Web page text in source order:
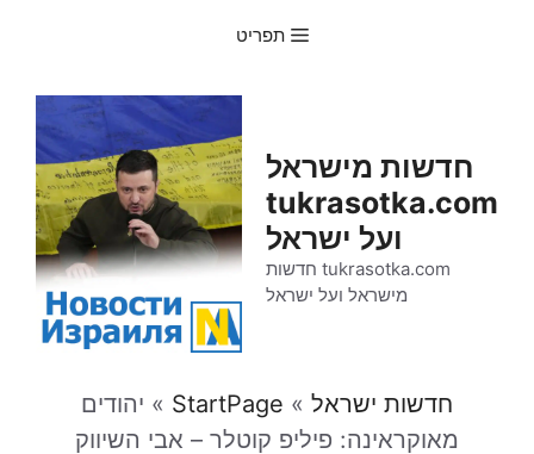
תפריט
חדשות מישראל
tukrasotka.com
ועל ישראל
tukrasotka.com חדשות
מישראל ועל ישראל
חדשות ישראל »
StartPage
» יהודים
מאוקראינה: פיליפ קוטלר – אבי השיווק